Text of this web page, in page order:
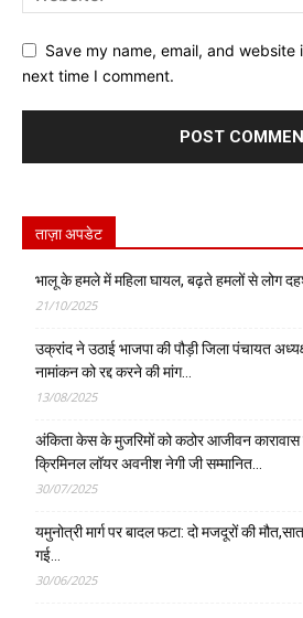
Save my name, email, and
next time I comment.
ताज़ा अपडेट
भालू के हमले में महिला घायल, बढ़ते हमलों से लोग
21/10/2025
उक्रांद ने उठाई भाजपा की पौड़ी जिला पंचायत
नामांकन को रद्द करने की मांग…
13/08/2025
अंकिता केस के मुजरिमों को कठोर आजीवन कारावास
क्रिमिनल लॉयर अवनीश नेगी जी सम्मानित…
30/07/2025
यमुनोत्री मार्ग पर बादल फटा: दो मजदूरों की
गई…
30/06/2025